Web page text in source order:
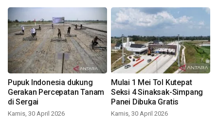
Pupuk Indonesia dukung
Gerakan Percepatan Tanam
di Sergai
Kamis, 30 April 2026
Mulai 1 Mei Tol Kutepat
Seksi 4 Sinaksak-Simpang
Panei Dibuka Gratis
Kamis, 30 April 2026